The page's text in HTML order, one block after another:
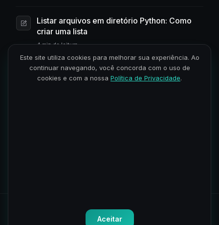
Listar arquivos em diretório Python: Como
criar uma lista
4 min de leitura
Python: como criar um diretório e seus pais
automaticamente
Todos os direitos reservados. Política de Privacidade
de Uso
Este site utiliza cookies para melhorar sua experiência. Ao
continuar navegando, você concorda com o uso de
cookies e com a nossa Política de Privacidade.
Aceitar